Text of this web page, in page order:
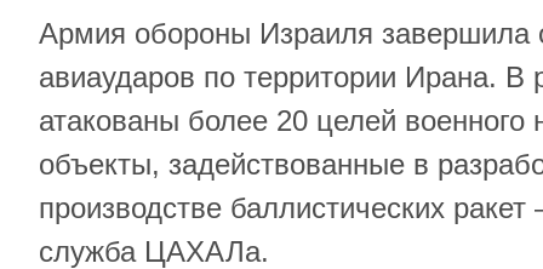
Армия обороны Израиля завершила
авиаударов по территории Ирана. В
атакованы более 20 целей военного
объекты, задействованные в
производстве баллистических
служба ЦАХАЛа.